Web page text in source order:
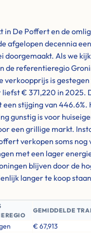
in De Poffert en de
afgelopen decennia een
doorgemaakt. Als we
de referentieregio
verkoopprijs is gestegen
liefst € 371,220 in 2025.
stijging van 446.6%.
gunstig is voor
een grillige markt.
verkopen soms nog
met een lager
blijven door de
langer te koop
GEMIDDELDE
€ 67,913